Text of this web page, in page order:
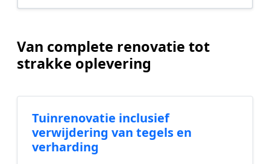
Van complete renovatie tot
strakke oplevering
Tuinrenovatie inclusief
verwijdering van tegels en
verharding